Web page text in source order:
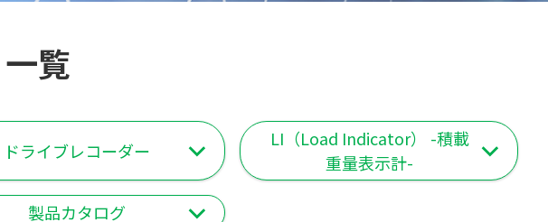
覧
ドライブレコーダー
LI（Load Indicator） -積載
重量表示計-
製品カタログ